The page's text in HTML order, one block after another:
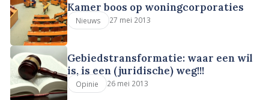
Kamer boos op woningcorporaties
Nieuws 27 mei 2013
Gebiedstransformatie: waar een wil
is, is een (juridische) weg!!!
Opinie 26 mei 2013